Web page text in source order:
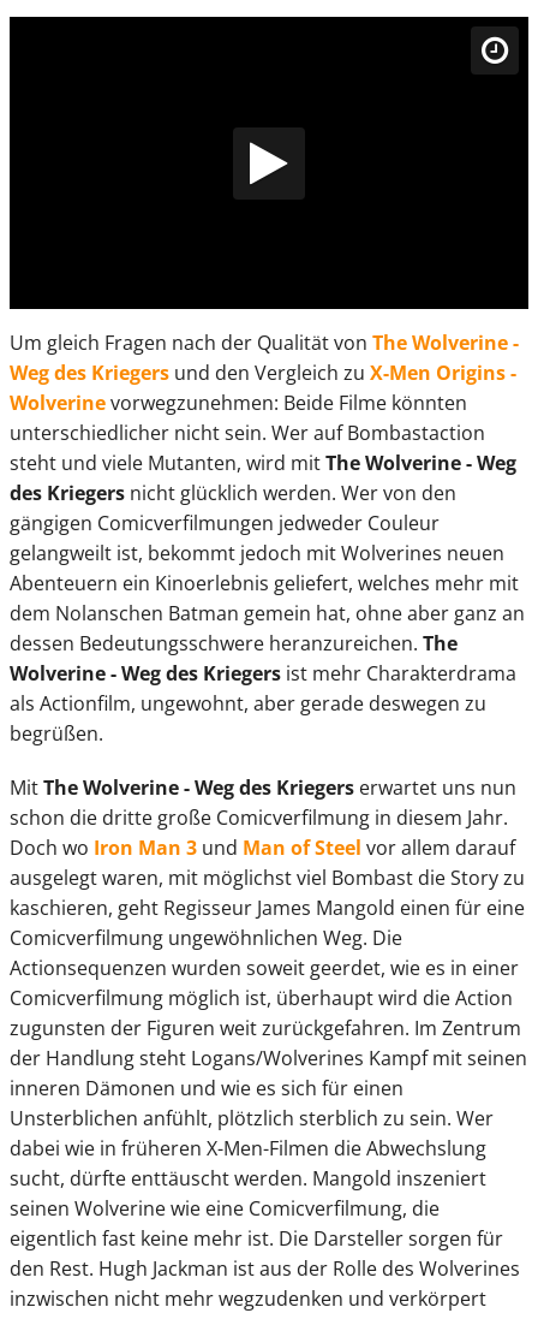
Um gleich Fragen nach der Qualität von The Wolverine -
Weg des Kriegers und den Vergleich zu X-Men Origins -
Wolverinevorwegzunehmen: Beide Filme könnten
unterschiedlicher nicht sein. Wer auf Bombastaction
steht und viele Mutanten, wird mitThe Wolverine - Weg
des Kriegers nicht glücklich werden. Wer von den
gängigen Comicverfilmungen jedweder Couleur
gelangweilt ist, bekommt jedoch mit Wolverines neuen
Abenteuern ein Kinoerlebnis geliefert, welches mehr mit
dem Nolanschen Batman gemein hat, ohne aber ganz an
dessen Bedeutungsschwere heranzureichen. The
Wolverine - Weg des Kriegers ist mehr Charakterdrama
als Actionfilm, ungewohnt, aber gerade deswegen zu
begrüßen.
MitThe Wolverine - Weg des Kriegers erwartet uns nun
schon die dritte große Comicverfilmung in diesem Jahr.
Doch wo Iron Man 3 und Man of Steel vor allem darauf
ausgelegt waren, mit möglichst viel Bombast die Story zu
kaschieren, geht Regisseur James Mangold einen für eine
Comicverfilmung ungewöhnlichen Weg. Die
Actionsequenzen wurden soweit geerdet, wie es in einer
Comicverfilmung möglich ist, überhaupt wird die Action
zugunsten der Figuren weit zurückgefahren. Im Zentrum
der Handlung steht Logans/Wolverines Kampf mit seinen
inneren Dämonen und wie es sich für einen
Unsterblichen anfühlt, plötzlich sterblich zu sein. Wer
dabei wie in früheren X-Men-Filmen die Abwechslung
sucht, dürfte enttäuscht werden. Mangold inszeniert
seinen Wolverine wie eine Comicverfilmung, die
eigentlich fast keine mehr ist. Die Darsteller sorgen für
den Rest. Hugh Jackman ist aus der Rolle des Wolverines
inzwischen nicht mehr wegzudenken und verkörpert